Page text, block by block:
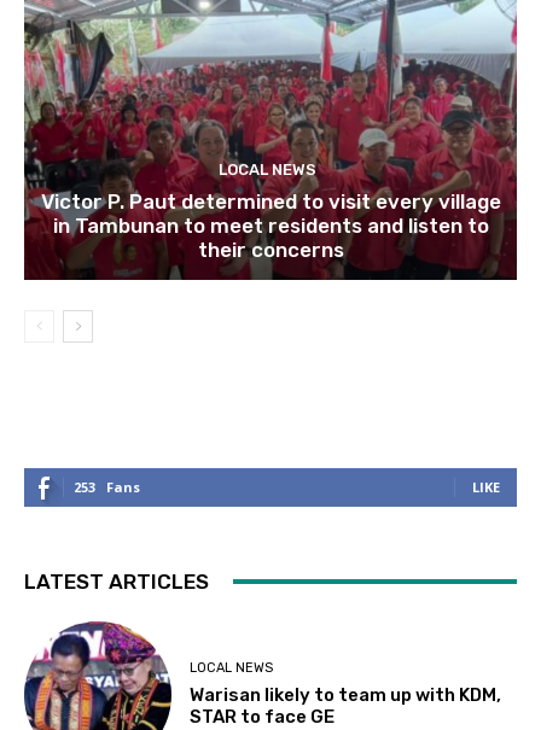
LOCAL NEWS
Victor P. Paut determined to visit every village
in Tambunan to meet residents and listen to
their concerns
253 Fans LIKE
LATEST ARTICLES
LOCAL NEWS
Warisan likely to team up with KDM,
STAR to face GE